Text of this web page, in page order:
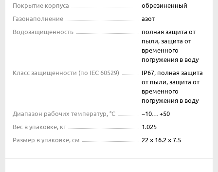
Покрытие корпуса
обрезиненный
Газонаполнение
азот
Водозащищенность
полная защита от
пыли, защита от
временного
погружения в воду
Класс защищенности (по IEC 60529)
IP67, полная защита
от пыли, защита от
временного
погружения в воду
Диапазон рабочих температур, °С
−10… +50
Вес в упаковке, кг
1.025
Размер в упаковке, см
22 × 16.2 × 7.5